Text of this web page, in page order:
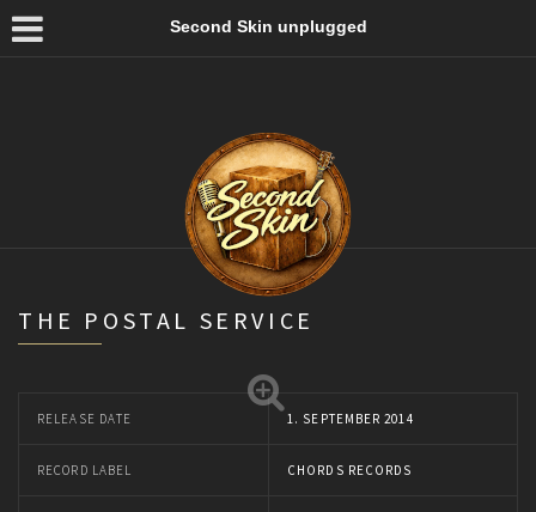
Second Skin unplugged
THE POSTAL SERVICE
RELEASE DATE 1. SEPTEMBER 2014
RECORD LABEL CHORDS RECORDS